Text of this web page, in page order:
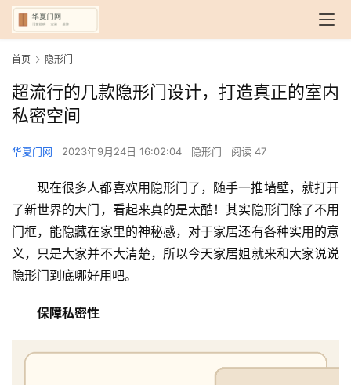
首页 隐形门
超流行的几款隐形门设计，打造真正的室内
私密空间
华夏门网 2023年9月24日 16:02:04 隐形门 阅读 47
现在很多人都喜欢用隐形门了，随手一推墙壁，就打开
了新世界的大门，看起来真的是太酷！其实隐形门除了不用
门框，能隐藏在家里的神秘感，对于家居还有各种实用的意
义，只是大家并不大清楚，所以今天家居姐就来和大家说说
隐形门到底哪好用吧。
保障私密性